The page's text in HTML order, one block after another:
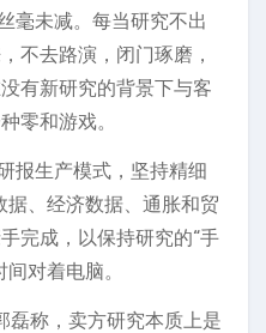
毫未减。每当研究不出
不去路演，闭门琢磨，
有新研究的背景下与客
零和游戏。
报生产模式，坚持精细
据、经济数据、通胀和贸
完成，以保持研究的“手
对着电脑。
磊称，卖方研究本质上是